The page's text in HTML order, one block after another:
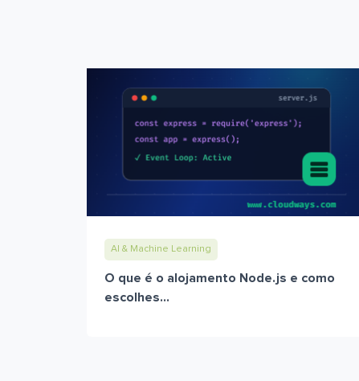
AI & Machine Learning
O que é o alojamento Node.js e como
escolhes...